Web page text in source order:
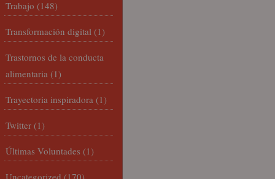
Trabajo (148)
Transformación digital (1)
Trastornos de la conducta
alimentaria (1)
Trayectoria inspiradora (1)
Twitter (1)
Últimas Voluntades (1)
Uncategorized (170)